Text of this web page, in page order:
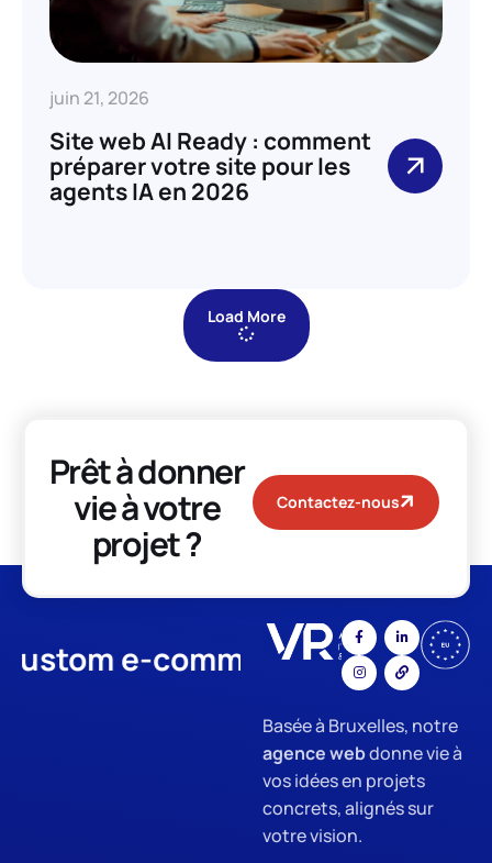
juin 21, 2026
Site web AI Ready : comment
préparer votre site pour les
agents IA en 2026
Load More
Prêt à donner
vie à votre
projet ?
Contactez-nous
e-commerce App
Basée à Bruxelles, notre
agence webdonne vie à
vos idées en projets
concrets, alignés sur
votre vision.